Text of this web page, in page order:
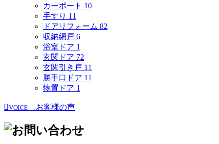
カーポート 10
手すり 11
ドアリフォーム 82
収納網戸 6
浴室ドア 1
玄関ドア 72
玄関引き戸 11
勝手口ドア 11
物置ドア 1
VOICE お客様の声